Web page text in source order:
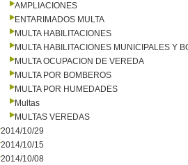
AMPLIACIONES
ENTARIMADOS MULTA
MULTA HABILITACIONES
MULTA HABILITACIONES MUNICIPALES Y
MULTA OCUPACION DE VEREDA
MULTA POR BOMBEROS
MULTA POR HUMEDADES
Multas
MULTAS VEREDAS
2014/10/29
2014/10/15
2014/10/08